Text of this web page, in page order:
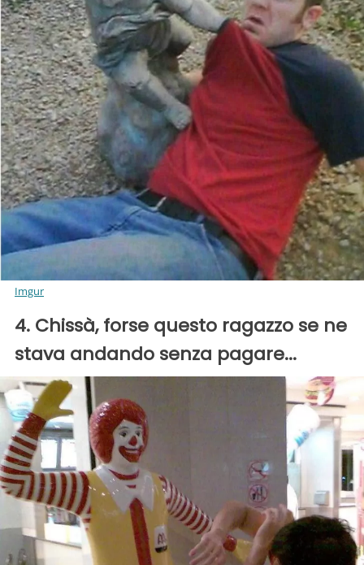
Imgur
4. Chissà, forse questo ragazzo se ne
stava andando senza pagare...